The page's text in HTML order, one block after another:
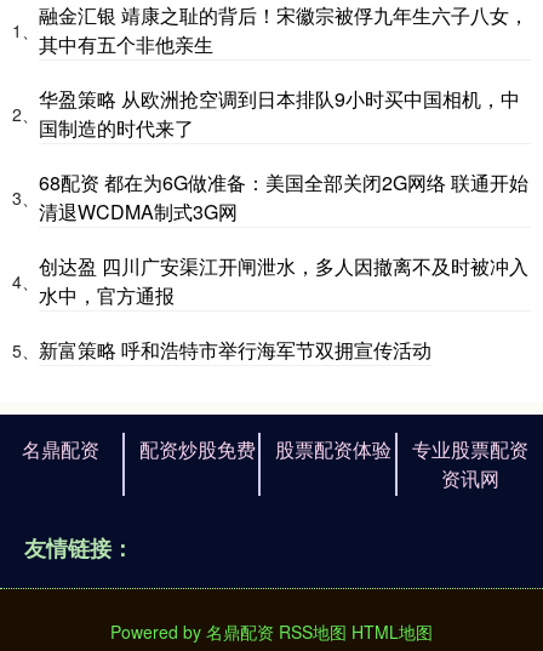
1、
融金汇银 靖康之耻的背后！宋徽宗被俘九年生六子八女，
其中有五个非他亲生
2、
华盈策略 从欧洲抢空调到日本排队9小时买中国相机，中
国制造的时代来了
3、
68配资 都在为6G做准备：美国全部关闭2G网络 联通开始
清退WCDMA制式3G网
4、
创达盈 四川广安渠江开闸泄水，多人因撤离不及时被冲入
水中，官方通报
5、 新富策略 呼和浩特市举行海军节双拥宣传活动
名鼎配资 配资炒股免费 股票配资体验
专业股票配资
资讯网
友情链接：
Powered by 名鼎配资 RSS地图 HTML地图